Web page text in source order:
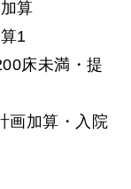
算
1
床未満・提
画加算・入院